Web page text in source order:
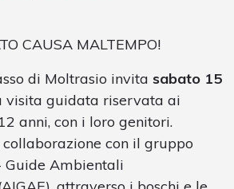
CAUSA MALTEMPO!
di Moltrasio invita sabato 15
visita guidata riservata ai
anni, con i loro genitori.
collaborazione con il gruppo
Guide Ambientali